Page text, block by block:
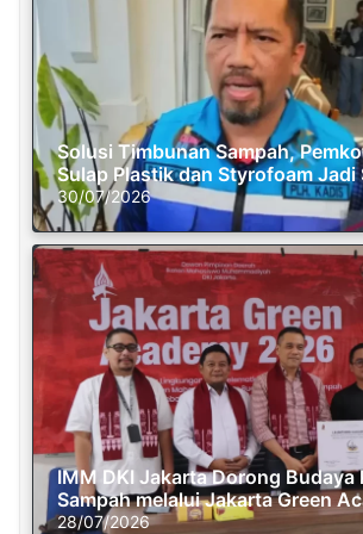
Solusi Timbunan Sampah,
Sulap Plastik dan Styrofoam Jadi
30/07/2026
IMM DKI Jakarta Dorong Budaya
Sampah melalui Jakarta Green
28/07/2026